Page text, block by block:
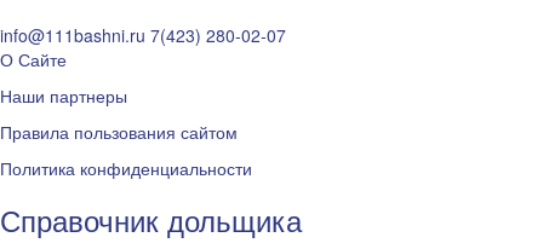
info@111bashni.ru 7(423) 280-02-07
О Сайте
Наши партнеры
Правила пользования сайтом
Политика конфиденциальности
Справочник дольщика